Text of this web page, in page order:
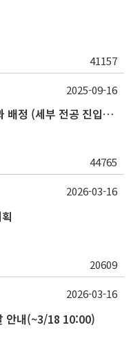
41157
(10/28 ~ 11/12) 2026년 1학기 학과 배정 (세부 전공 진입) 안내
44765
2025-09-16
20609
2026-03-16
안내(~3/18 10:00)
2026-03-16